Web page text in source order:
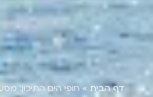
דף הבית» חופי הים התיכון: מסע